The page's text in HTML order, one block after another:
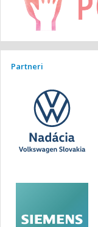
Partneri